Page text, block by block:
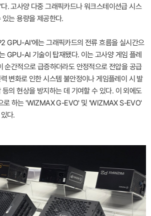
. 고사양 다중 그래픽카드나 워크스테이션급 시스
는 용량을 제공한다.
GPU-AI'에는 그래픽카드의 전류 흐름을 실시간으
GPU-AI 기술이 탑재됐다. 이는 고사양 게임 플레
순간적으로 급증하더라도 안정적으로 전압을 공급
변화로 인한 시스템 불안정이나 게임플레이 시 발
의 현상을 방지하는 데 기여할 수 있다. 이 외에도
로 하는 'WIZMAX G-EVO' 및 'WIZMAX S-EVO'
다.